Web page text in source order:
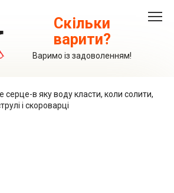
Скільки
варити?
Варимо із задоволенням!
серце-в яку воду класти, коли солити,
і скороварці